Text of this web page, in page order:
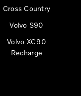
Cross Country
Volvo S90
Volvo XC90
Recharge